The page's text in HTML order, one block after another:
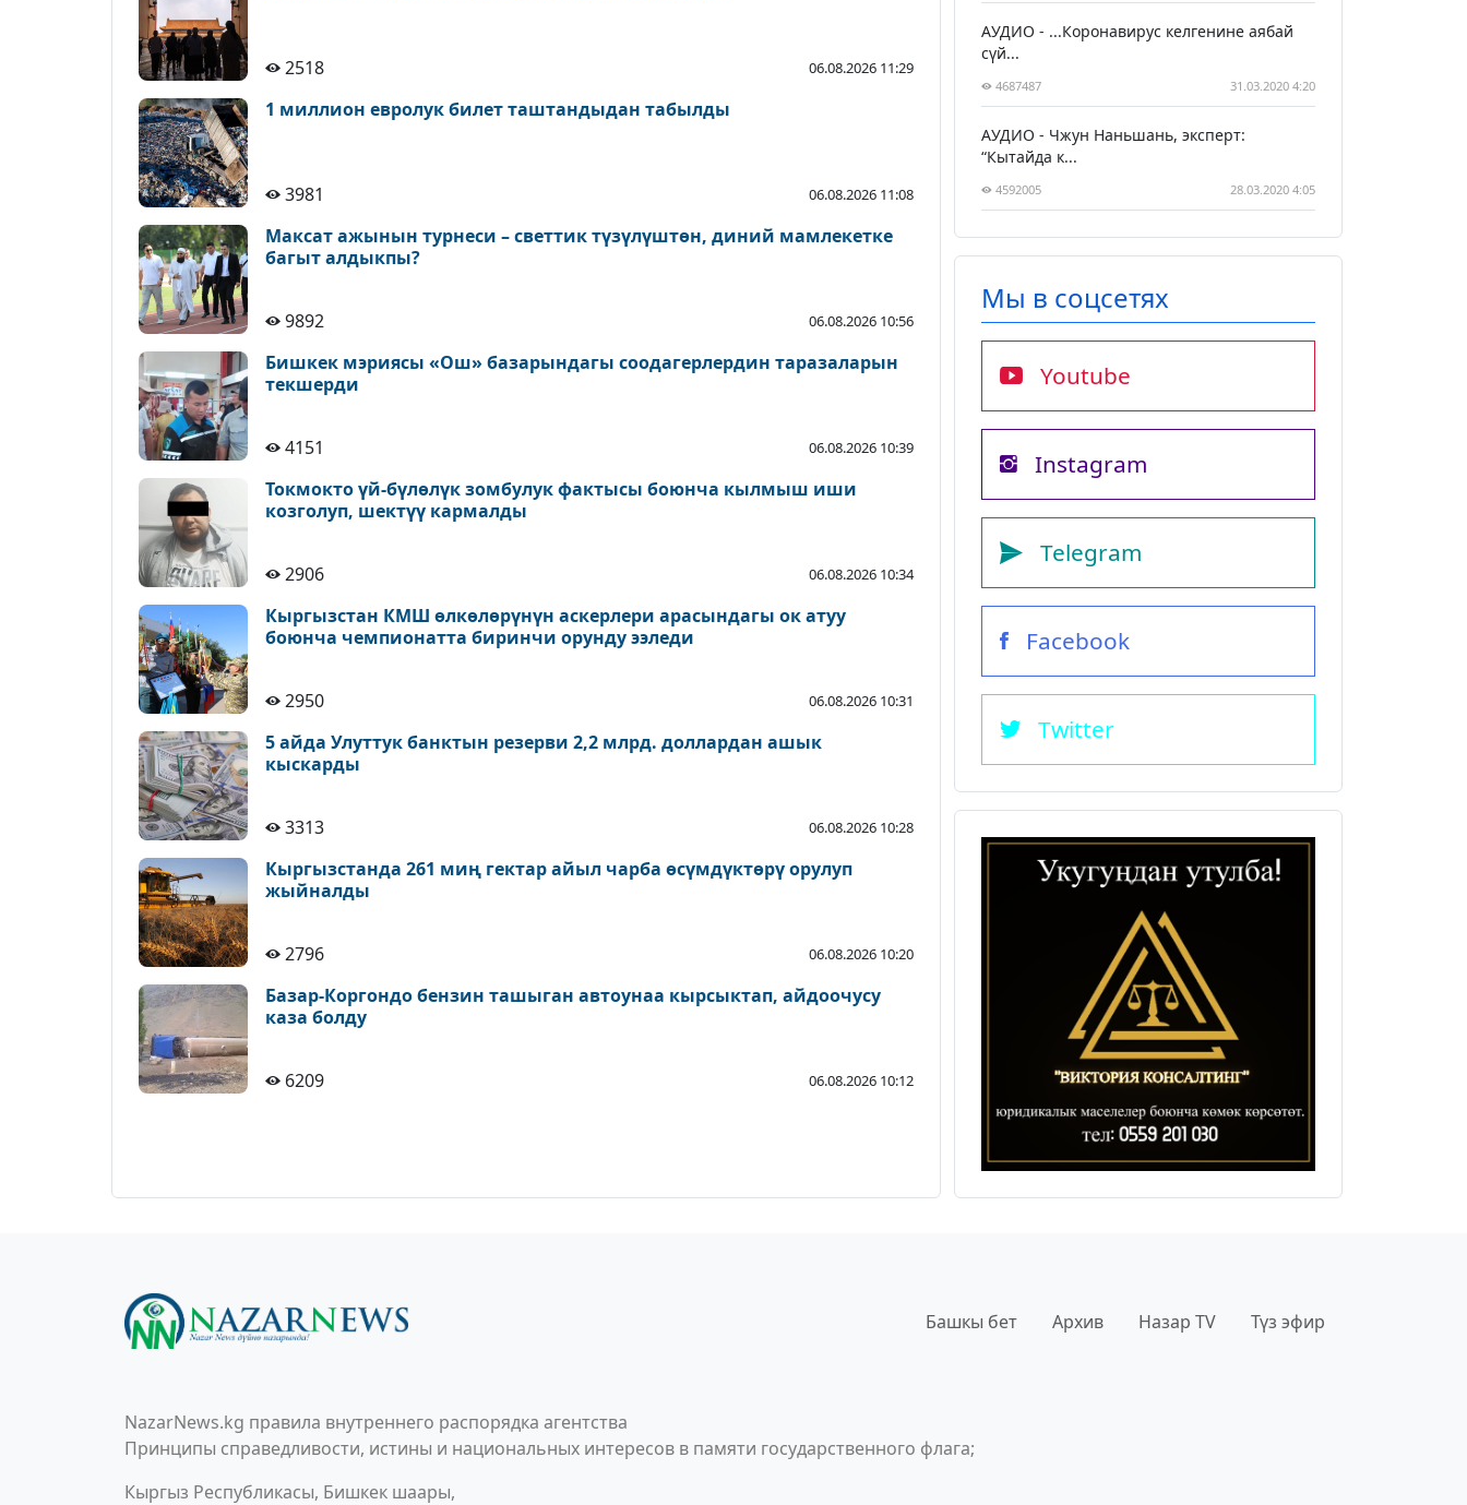
2518 06.08.2026 11:29
1 миллион евролук билет таштандыдан табылды
3981 06.08.2026 11:08
Максат ажынын турнеси – светтик түзүлүштөн, диний мамлекетке
багыт алдыкпы?
9892 06.08.2026 10:56
Бишкек мэриясы «Ош» базарындагы соодагерлердин таразаларын
текшерди
4151 06.08.2026 10:39
Токмокто үй-бүлөлүк зомбулук фактысы боюнча кылмыш иши
козголуп, шектүү кармалды
2906 06.08.2026 10:34
Кыргызстан КМШ өлкөлөрүнүн аскерлери арасындагы ок атуу
боюнча чемпионатта биринчи орунду ээледи
2950 06.08.2026 10:31
5 айда Улуттук банктын резерви 2,2 млрд. доллардан ашык
кыскарды
3313 06.08.2026 10:28
Кыргызстанда 261 миң гектар айыл чарба өсүмдүктөрү орулуп
жыйналды
2796 06.08.2026 10:20
Базар-Коргондо бензин ташыган автоунаа кырсыктап, айдоочусу
каза болду
6209 06.08.2026 10:12
АУДИО - ...Коронавирус келгенине аябай
сүй...
4687487 31.03.2020 4:20
АУДИО - Чжун Наньшань, эксперт:
“Кытайда к...
4592005 28.03.2020 4:05
Мы в соцсетях
Youtube
Instagram
Telegram
Facebook
Twitter
Башкы бет Архив Назар TV Түз эфир
NazarNews.kg правила внутреннего распорядка агентства
Принципы справедливости, истины и национальных интересов в памяти государственного флага;
Кыргыз Республикасы, Бишкек шаары,